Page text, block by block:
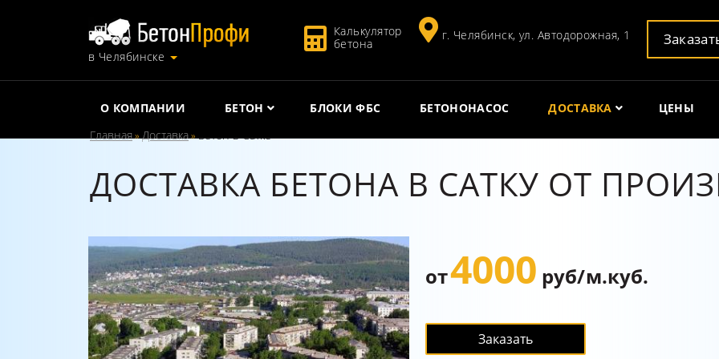
в Челябинске
Калькулятор
бетона
г. Челябинск, ул. Автодорожная, 1
О КОМПАНИИ БЕТОН БЛОКИ ФБС БЕТОНОНАСОС ДОСТАВКА
ЦЕНЫ
Главная»Доставка»Бетон в Сатке
ДОСТАВКА БЕТОНА В САТКУ ОТ
от4000 руб/м.куб.
Заказать